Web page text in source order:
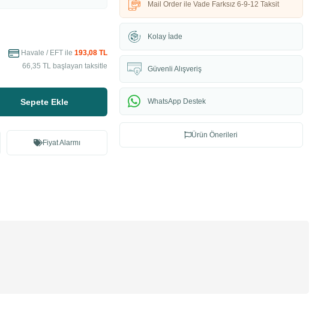
Havale / EFT ile 193,08 TL
66,35 TL başlayan taksitle
Sepete Ekle
Fiyat Alarmı
Mail Order ile Vade Farksız 6-9-12 Taksit
Kolay İade
Güvenli Alışveriş
WhatsApp Destek
Ürün Önerileri